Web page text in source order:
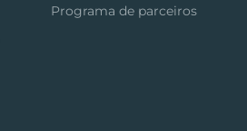
Programa de parceiros